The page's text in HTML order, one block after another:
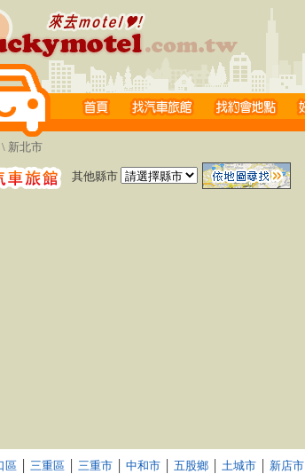
\ 新北市
其他縣市
區 三重區 三重市 中和市 五股鄉 土城市 新店市